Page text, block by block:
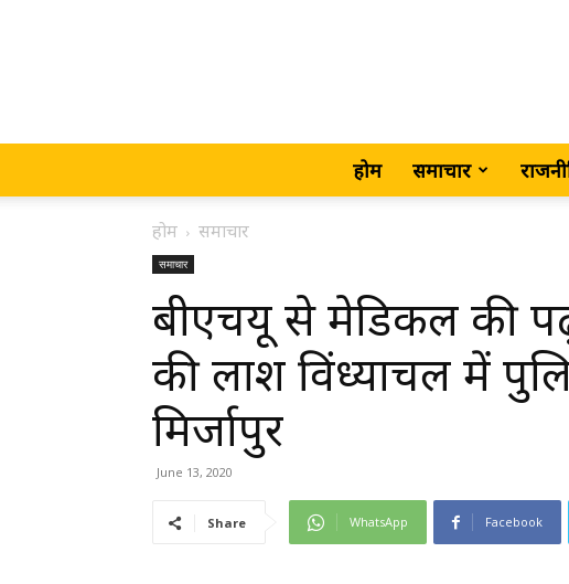
होम समाचार
होम समाचार
समाचार
बीएचयू से मेडिकल की
की लाश विंध्याचल में
मिर्जापुर
June 13, 2020
Share WhatsApp Facebook